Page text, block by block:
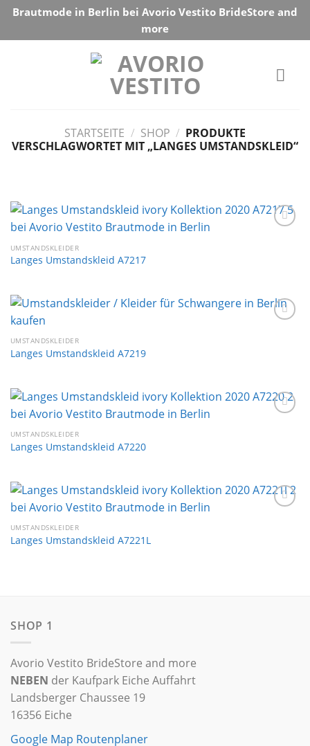
Skip
content
Brautmode in Berlin bei Avorio Vestito BrideStore and
more
STARTSEITE / SHOP / PRODUKTE
VERSCHLAGWORTET MIT „LANGES UMSTANDSKLEID“
UMSTANDSKLEIDER
Langes Umstandskleid A7217
UMSTANDSKLEIDER
Langes Umstandskleid A7219
UMSTANDSKLEIDER
Langes Umstandskleid A7220
UMSTANDSKLEIDER
Langes Umstandskleid A7221L
SHOP 1
Avorio Vestito BrideStore and more
NEBEN der Kaufpark Eiche Auffahrt
Landsberger Chaussee 19
16356 Eiche
Google Map Routenplaner